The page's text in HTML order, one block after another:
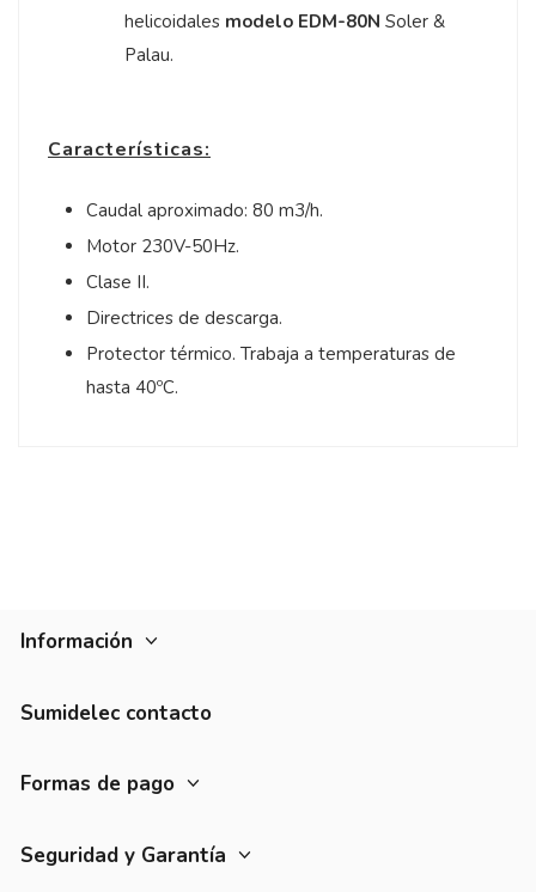
helicoidales modelo EDM-80N Soler &
Palau.
Características:
Caudal aproximado: 80 m3/h.
Motor 230V-50Hz.
Clase II.
Directrices de descarga.
Protector térmico. Trabaja a temperaturas de
hasta 40ºC.
Información
Sumidelec contacto
Formas de pago
Seguridad y Garantía